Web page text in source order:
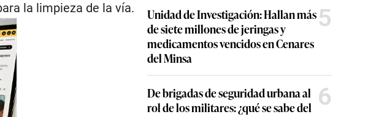
la limpieza de la vía.
Unidad de Investigación: Hallan más
de siete millones de jeringas y
medicamentos vencidos en Cenares
del Minsa
5
De brigadas de seguridad urbana al
rol de los militares: ¿qué se sabe del 6